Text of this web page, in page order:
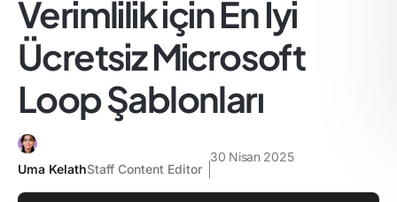
Verimlilik için En İyi
Ücretsiz Microsoft
Loop Şablonları
Uma KelathStaff Content Editor
30 Nisan 2025